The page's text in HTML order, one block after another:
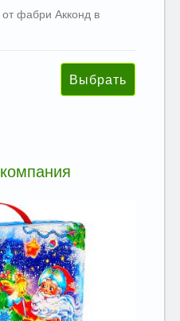
фабри Акконд в